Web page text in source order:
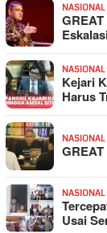
NASIONAL
NASIONAL
Kejari
Harus
NASIONAL
NASIONAL
Usai